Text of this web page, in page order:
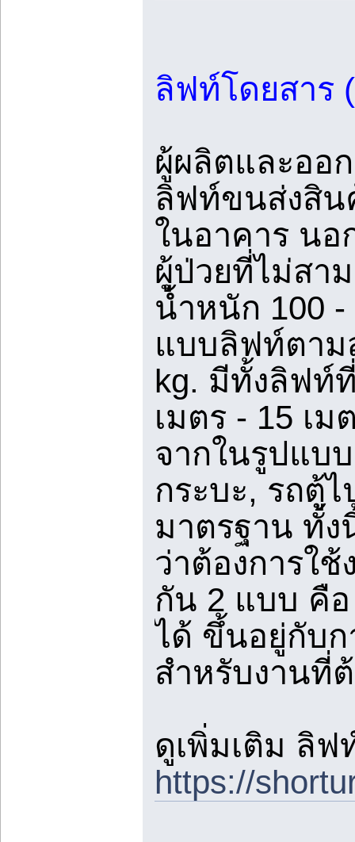
ลิฟท์โดยสาร
ผู้ผลิตและออ
ลิฟท์ขนส่งสิน
ในอาคาร น
ผู้ป่วยที่ไม่สา
น้ำหนัก 100
แบบลิฟท์ตาม
kg. มีทั้งลิฟท์
เมตร - 15 เ
จากในรูปแบ
กระบะ, รถตู้
มาตรฐาน ทั้
ว่าต้องการใ
กัน 2 แบบ คื
ได้ ขึ้นอยู่กับก
สำหรับงานที่
ดูเพิ่มเติม ลิ
https://